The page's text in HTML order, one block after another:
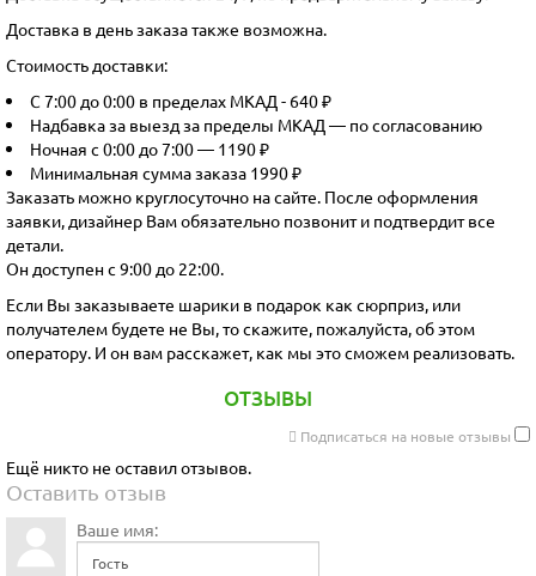
Доставка в день заказа также возможна.
Стоимость доставки:
С 7:00 до 0:00 в пределах МКАД - 640 ₽
Надбавка за выезд за пределы МКАД — по согласованию
Ночная с 0:00 до 7:00 — 1190 ₽
Минимальная сумма заказа 1990 ₽
Заказать можно круглосуточно на сайте. После оформления
заявки, дизайнер Вам обязательно позвонит и подтвердит все
детали.
Он доступен с 9:00 до 22:00.
Если Вы заказываете шарики в подарок как сюрприз, или
получателем будете не Вы, то скажите, пожалуйста, об этом
оператору. И он вам расскажет, как мы это сможем реализовать.
ОТЗЫВЫ
Подписаться на новые отзывы
Ещё никто не оставил отзывов.
Оставить отзыв
Ваше имя: